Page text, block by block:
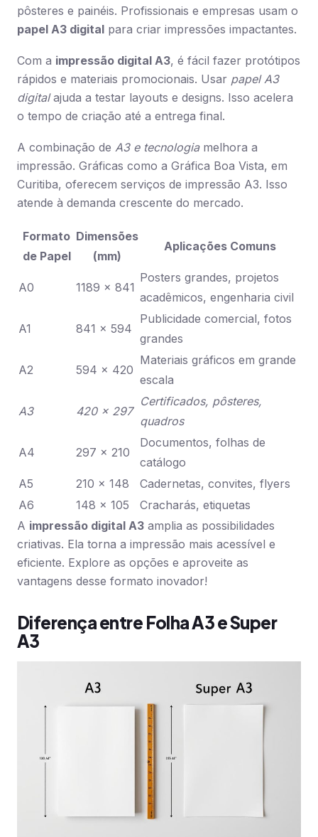
pôsteres e painéis. Profissionais e empresas usam o
papel A3 digital para criar impressões impactantes.
Com a impressão digital A3, é fácil fazer protótipos
rápidos e materiais promocionais. Usar papel A3
digitalajuda a testar layouts e designs. Isso acelera
o tempo de criação até a entrega final.
A combinação de A3 e tecnologiamelhora a
impressão. Gráficas como a Gráfica Boa Vista, em
Curitiba, oferecem serviços de impressão A3. Isso
atende à demanda crescente do mercado.
Formato
de Papel
Dimensões
(mm)
Aplicações Comuns
A0 1189 x 841
Posters grandes, projetos
acadêmicos, engenharia civil
A1 841 x 594
Publicidade comercial, fotos
grandes
A2 594 x 420
Materiais gráficos em grande
escala
A3 420 x 297
Certificados, pôsteres,
quadros
A4 297 x 210
Documentos, folhas de
catálogo
A5
210 x 148
Cadernetas, convites, flyers
A6
148 x 105
Cracharás, etiquetas
A impressão digital A3 amplia as possibilidades
criativas. Ela torna a impressão mais acessível e
eficiente. Explore as opções e aproveite as
vantagens desse formato inovador!
Diferença entre Folha A3 e Super
A3